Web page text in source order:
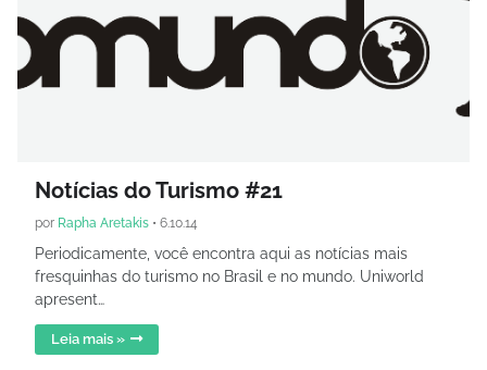
Notícias do Turismo #21
por Rapha Aretakis • 6.10.14
Periodicamente, você encontra aqui as notícias mais
fresquinhas do turismo no Brasil e no mundo. Uniworld
apresent…
Leia mais »